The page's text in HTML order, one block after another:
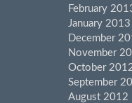
February
January 2013
December
November
October
September
August 2012